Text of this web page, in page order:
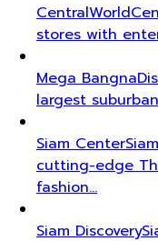
CentralWorld
stores with
Mega Bangna
largest
Siam Center
cutting-edge
fashion…
Siam Discovery